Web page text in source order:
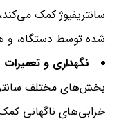
سانتریفیوژ کمک
شده توسط دستگاه، و
نگهداری و
بخش‌های مختلف
خرابی‌های ناگهانی